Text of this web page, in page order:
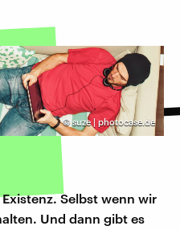
©suze | photocase.de
Selbst wenn wir
Und dann gibt es